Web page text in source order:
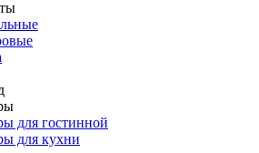
для гостинной
для кухни